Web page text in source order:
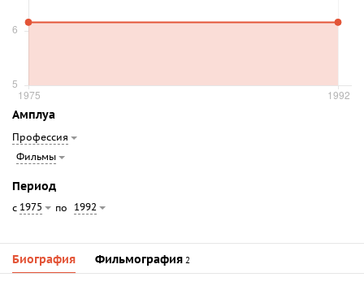
Амплуа
Профессия
Фильмы
Период
с 1975 по 1992
Биография Фильмография 2